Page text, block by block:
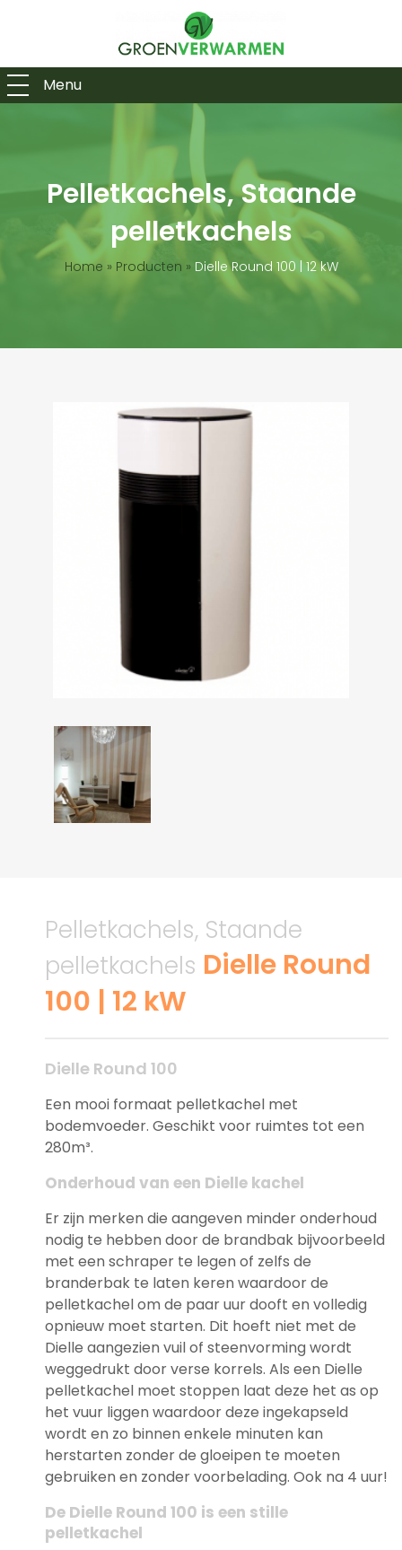
Menu
Pelletkachels, Staande
pelletkachels
Home » Producten » Dielle Round 100 | 12 kW
Pelletkachels, Staande
pelletkachels Dielle Round
100 | 12 kW
Dielle Round 100
Een mooi formaat pelletkachel met
bodemvoeder. Geschikt voor ruimtes tot een
280m³.
Onderhoud van een Dielle kachel
Er zijn merken die aangeven minder onderhoud
nodig te hebben door de brandbak bijvoorbeeld
met een schraper te legen of zelfs de
branderbak te laten keren waardoor de
pelletkachel om de paar uur dooft en volledig
opnieuw moet starten. Dit hoeft niet met de
Dielle aangezien vuil of steenvorming wordt
weggedrukt door verse korrels. Als een Dielle
pelletkachel moet stoppen laat deze het as op
het vuur liggen waardoor deze ingekapseld
wordt en zo binnen enkele minuten kan
herstarten zonder de gloeipen te moeten
gebruiken en zonder voorbelading. Ook na 4 uur!
De Dielle Round 100 is een stille
pelletkachel